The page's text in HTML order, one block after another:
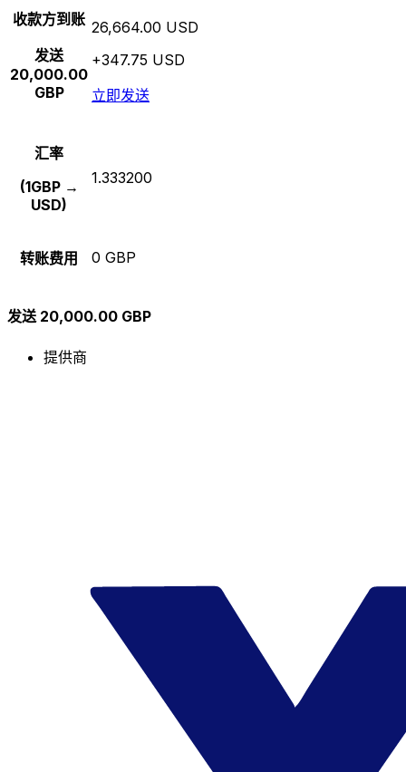
收款方到账
发送
20,000.00
GBP
26,664.00 USD
+347.75 USD
立即发送
汇率
(1GBP →
USD)
1.333200
转账费用 0 GBP
发送 20,000.00 GBP
提供商